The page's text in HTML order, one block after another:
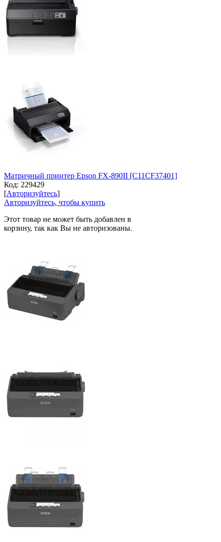
Матричный принтер Epson FX-890II [C11CF37401]
Код: 229429
[Авторизуйтесь]
Авторизуйтесь, чтобы купить
Этот товар не может быть добавлен в
корзину, так как Вы не авторизованы.